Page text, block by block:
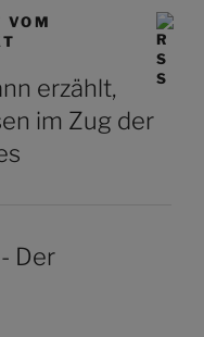
VOM
erzählt,
im Zug der
Der